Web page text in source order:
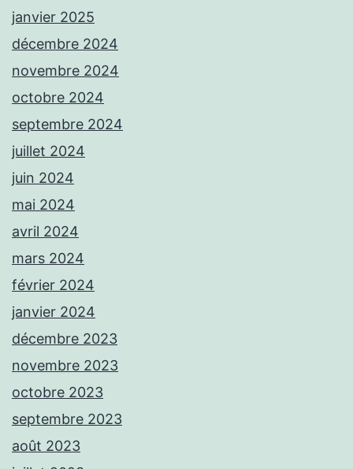
janvier 2025
décembre 2024
novembre 2024
octobre 2024
septembre 2024
juillet 2024
juin 2024
mai 2024
avril 2024
mars 2024
février 2024
janvier 2024
décembre 2023
novembre 2023
octobre 2023
septembre 2023
août 2023